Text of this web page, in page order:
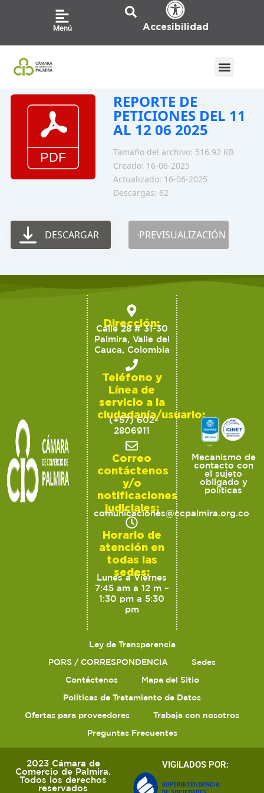
Menú Accesibilidad
REPORTE DE
PETICIONES DEL 11
AL 12 06 2025
Tamaño del archivo: 516.92 KB
Creado: 16-06-2025
Actualizado: 16-06-2025
Descargas: 62
DESCARGAR PREVISUALIZACIÓN
Dirección:
Calle 28 # 31-30
Palmira, Valle del
Cauca, Colombia
Teléfono y
Línea de
servicio a la
ciudadanía/usuario:
(+57) 602-
2806911
Correo
contáctenos
y/o
notificaciones
judiciales:
comunicaciones@ccpalmira.org.co
Horario de
atención en
todas las
sedes:
Lunes a Viernes
7:45 am a 12 m –
1:30 pm a 5:30
pm
Mecanismo de
contacto con
el sujeto
obligado y
políticas
Ley de Transparencia
PQRS / CORRESPONDENCIA
Sedes
Contáctenos
Mapa del Sitio
Políticas de Tratamiento de Datos
Ofertas para proveedores
Trabaja con nosotros
Preguntas Frecuentes
2023 Cámara de
Comercio de Palmira.
Todos los derechos
reservados
VIGILADOS POR: